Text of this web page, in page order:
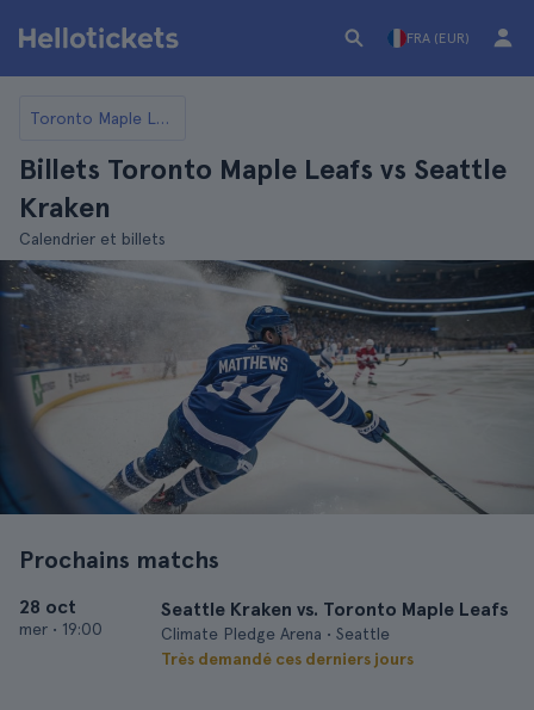
FRA (EUR)
Toronto Maple Leafs
Billets Toronto Maple Leafs vs Seattle
Kraken
Calendrier et billets
Prochains matchs
28 oct
mer • 19:00
Seattle Kraken vs. Toronto Maple Leafs
Climate Pledge Arena • Seattle
Très demandé ces derniers jours